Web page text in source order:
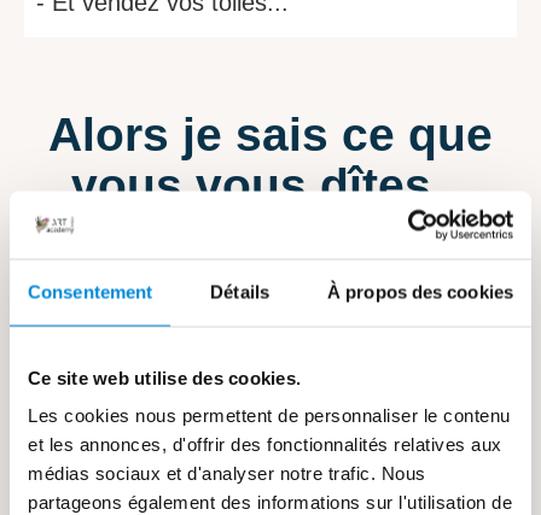
Consentement Détails À propos des cookies
Ce site web utilise des cookies.
Les cookies nous permettent de personnaliser le contenu
et les annonces, d'offrir des fonctionnalités relatives aux
médias sociaux et d'analyser notre trafic. Nous
partageons également des informations sur l'utilisation de
Alors je sais ce que
vous vous dîtes...
Que ça demande trop de temps...
Ou simplement, si vous ne savez pas par